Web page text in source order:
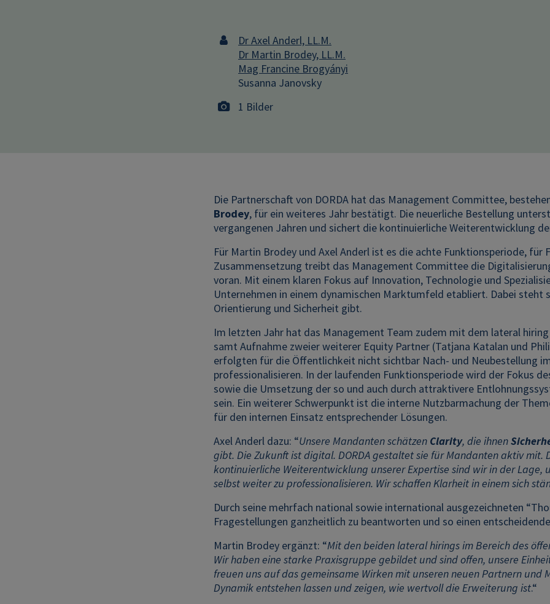
Dr Axel Anderl, LL.M.
Dr Martin Brodey, LL.M.
Mag Francine Brogyányi
Susanna Janovsky
1 Bilder
Die Partnerschaft von DORDA hat das Management Committee,
Brodey, für ein weiteres Jahr bestätigt. Die neuerliche Bestellung
vergangenen Jahren und sichert die kontinuierliche Weiterentwicklung
Für Martin Brodey und Axel Anderl ist es die achte Funktionsperiode, für
Zusammensetzung treibt das Management Committee die
voran. Mit einem klaren Fokus auf Innovation, Technologie und
Unternehmen in einem dynamischen Marktumfeld etabliert. Dabei steht
Orientierung und Sicherheit gibt.
Im letzten Jahr hat das Management Team zudem mit dem lateral
samt Aufnahme zweier weiterer Equity Partner (Tatjana Katalan und
erfolgten für die Öffentlichkeit nicht sichtbar Nach- und Neubestellung
professionalisieren. In der laufenden Funktionsperiode wird der Fokus
sowie die Umsetzung der so und auch durch attraktivere
sein. Ein weiterer Schwerpunkt ist die interne Nutzbarmachung der
für den internen Einsatz entsprechender Lösungen.
Axel Anderl dazu: “Unsere Mandanten schätzen Clarity, die ihnen
gibt. Die Zukunft ist digital. DORDA gestaltet sie für Mandanten aktiv mit.
kontinuierliche Weiterentwicklung unserer Expertise sind wir in der Lage,
selbst weiter zu professionalisieren. Wir schaffen Klarheit in einem sich
Durch seine mehrfach national sowie international ausgezeichneten
Fragestellungen ganzheitlich zu beantworten und so einen
Martin Brodey ergänzt: “Mit den beiden lateral hirings im Bereich des
Wir haben eine starke Praxisgruppe gebildet und sind offen, unsere
freuen uns auf das gemeinsame Wirken mit unseren neuen Partnern
Dynamik entstehen lassen und zeigen, wie wertvoll die Erweiterung ist.“